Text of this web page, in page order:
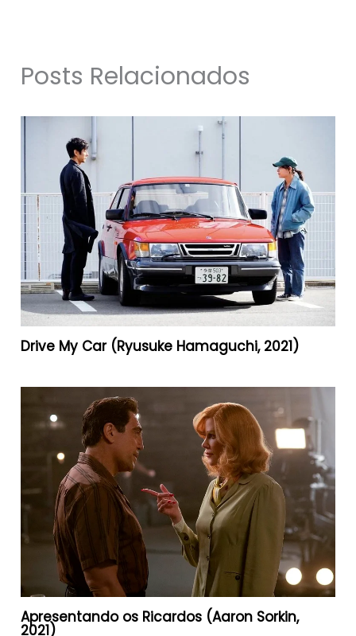
Posts Relacionados
Drive My Car (Ryusuke Hamaguchi, 2021)
Apresentando os Ricardos (Aaron Sorkin,
2021)